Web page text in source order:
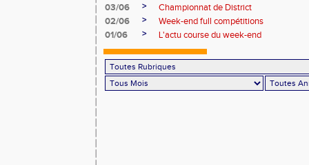
03/06
>
Championnat de District
02/06
>
Week-end full compétitions
01/06
> L'actu course du week-end